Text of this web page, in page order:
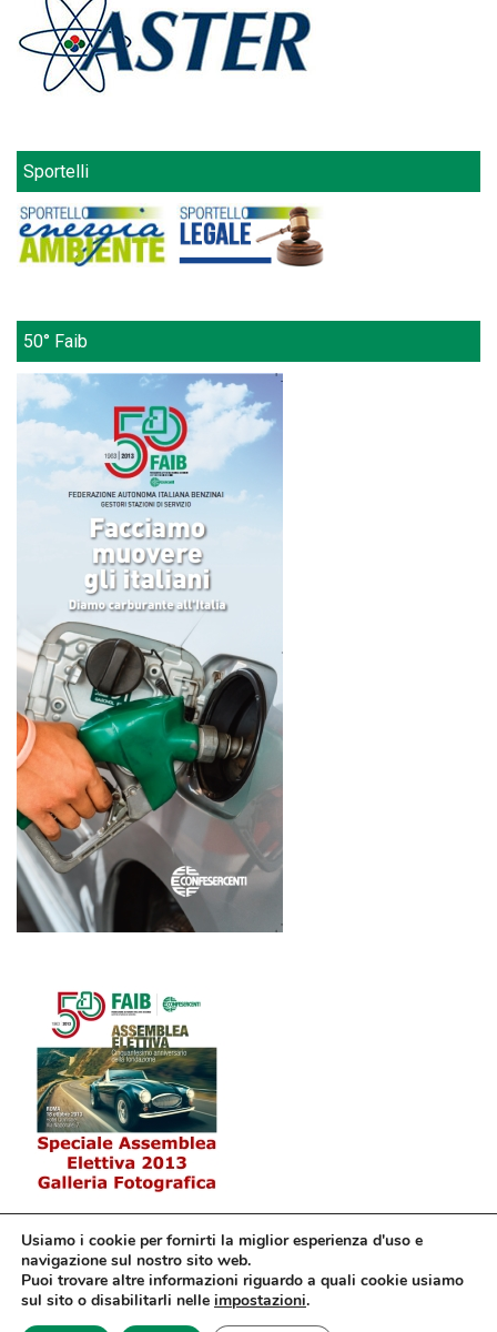
Sportelli
50° Faib
Usiamo i cookie per fornirti la miglior esperienza d'uso e
navigazione sul nostro sito web.
Puoi trovare altre informazioni riguardo a quali cookie usiamo
sul sito o disabilitarli nelle impostazioni.